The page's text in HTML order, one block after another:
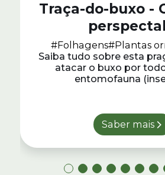
Traça-do-buxo -
#Folhagens#Plantas
Saiba tudo sobre esta
atacar o buxo por
entomofauna
Saber mais